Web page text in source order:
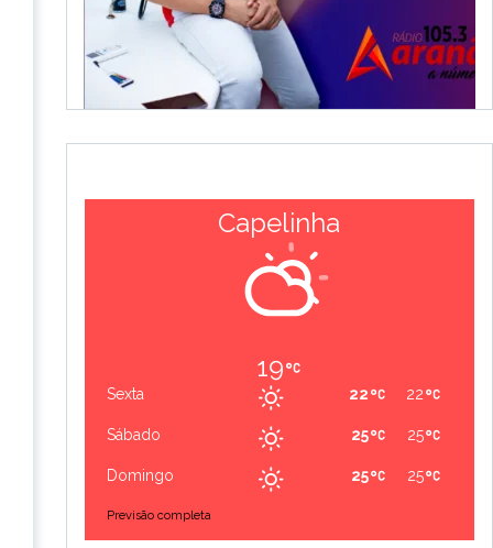
Capelinha
19
Sexta 22
22
Sábado 25
25
Domingo 25
25
Previsão completa